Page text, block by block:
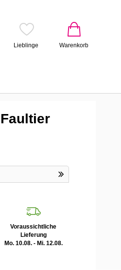
Warenkorb
Lieblinge
Voraussichtliche
Lieferung
Mo. 10.08. - Mi. 12.08.